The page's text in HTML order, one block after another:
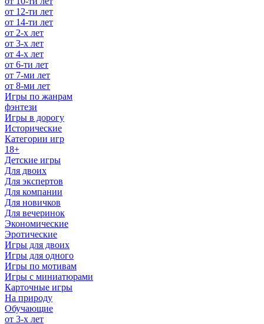
от 12-ти лет
от 14-ти лет
от 2-х лет
от 3-х лет
от 4-х лет
от 6-ти лет
от 7-ми лет
от 8-ми лет
Игры по жанрам
фэнтези
Игры в дорогу
Исторические
Категории игр
18+
Детские игры
Для двоих
Для экспертов
Для компании
Для новичков
Для вечеринок
Экономические
Эротические
Игры для двоих
Игры для одного
Игры по мотивам
Игры с миниатюрами
Карточные игры
На природу
Обучающие
от 3-х лет